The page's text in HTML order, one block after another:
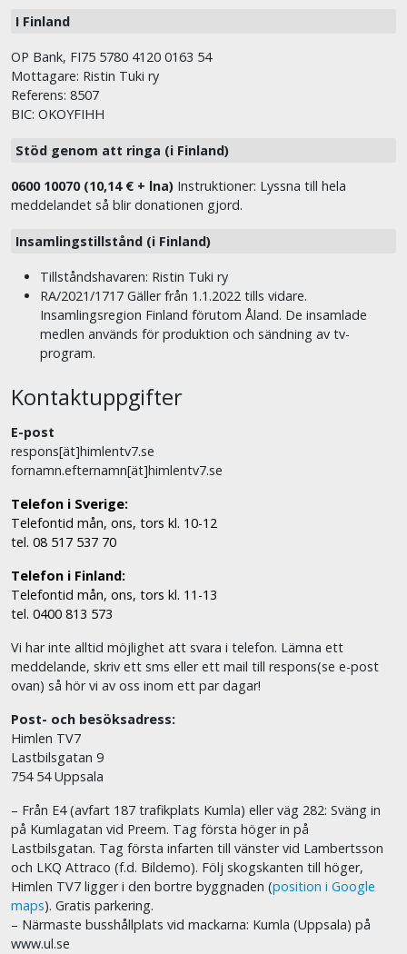
I Finland
OP Bank, FI75 5780 4120 0163 54
Mottagare: Ristin Tuki ry
Referens: 8507
BIC: OKOYFIHH
Stöd genom att ringa (i Finland)
0600 10070 (10,14 € + lna) Instruktioner: Lyssna till hela
meddelandet så blir donationen gjord.
Insamlingstillstånd (i Finland)
Tillståndshavaren: Ristin Tuki ry
RA/2021/1717 Gäller från 1.1.2022 tills vidare.
Insamlingsregion Finland förutom Åland. De insamlade
medlen används för produktion och sändning av tv-
program.
Kontaktuppgifter
E-post
respons[ät]himlentv7.se
fornamn.efternamn[ät]himlentv7.se
Telefon i Sverige:
Telefontid mån, ons, tors kl. 10-12
tel. 08 517 537 70
Telefon i Finland:
Telefontid mån, ons, tors kl. 11-13
tel. 0400 813 573
Vi har inte alltid möjlighet att svara i telefon. Lämna ett
meddelande, skriv ett sms eller ett mail till respons(se e-post
ovan) så hör vi av oss inom ett par dagar!
Post- och besöksadress:
Himlen TV7
Lastbilsgatan 9
754 54 Uppsala
– Från E4 (avfart 187 trafikplats Kumla) eller väg 282: Sväng in
på Kumlagatan vid Preem. Tag första höger in på
Lastbilsgatan. Tag första infarten till vänster vid Lambertsson
och LKQ Attraco (f.d. Bildemo). Följ skogskanten till höger,
Himlen TV7 ligger i den bortre byggnaden (position i Google
maps). Gratis parkering.
– Närmaste busshållplats vid mackarna: Kumla (Uppsala) på
www.ul.se